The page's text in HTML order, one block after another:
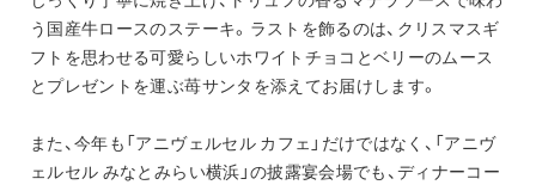
う国産牛ロースのステーキ。ラストを飾るのは、クリスマスギ
フトを思わせる可愛らしいホワイトチョコとベリーのムース
とプレゼントを運ぶ苺サンタを添えてお届けします。
また、今年も「アニヴェルセル カフェ」だけではなく、「アニヴ
ェルセル みなとみらい横浜」の披露宴会場でも、ディナーコー